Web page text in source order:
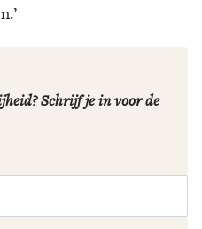
Schrijf je in voor de